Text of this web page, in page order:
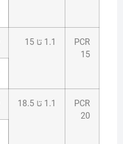
PCR
15
1.1 تا 15
PCR
20
1.1 تا 18.5